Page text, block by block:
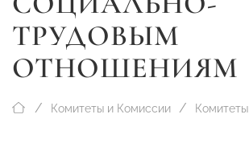
ТРУДОВЫМ
ОТНОШЕНИЯМ
Комитеты и Комиссии Комитеты